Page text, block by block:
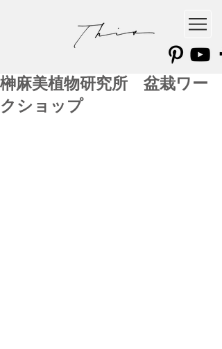
榊麻美植物研究所 盆栽ワー
クショップ